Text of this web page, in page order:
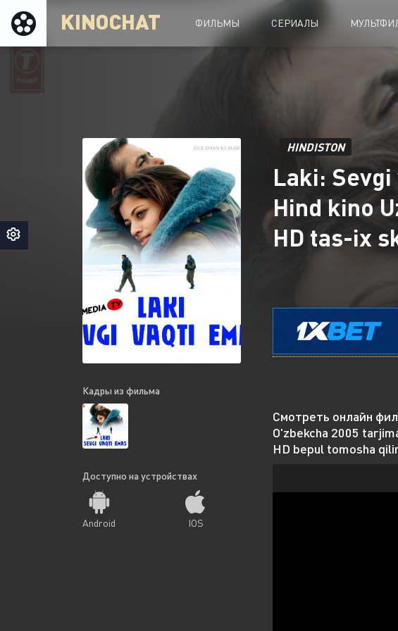
KINOCHAT ФИЛЬМЫ СЕРИАЛЫ
Кадры из фильма
Доступно на устройствах
Android IOS
HINDISTON
Laki:
Hind kino
HD tas-ix
Смотреть онлайн
O'zbekcha 2005
HD bepul tomosha